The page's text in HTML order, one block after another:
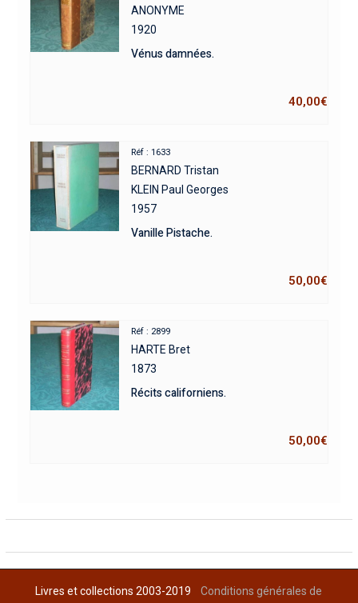
ANONYME
1920
Vénus damnées.
40,00€
Réf : 1633
BERNARD Tristan
KLEIN Paul Georges
1957
Vanille Pistache.
50,00€
Réf : 2899
HARTE Bret
1873
Récits californiens.
50,00€
Livres et collections 2003-2019Conditions générales de